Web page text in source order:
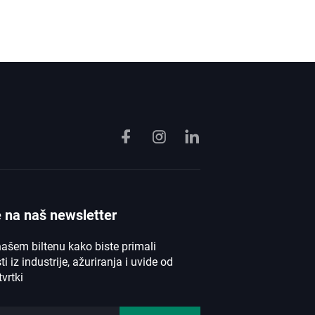
na naš newsletter
biltenu kako biste primali
iz industrije, ažuriranja i uvide od